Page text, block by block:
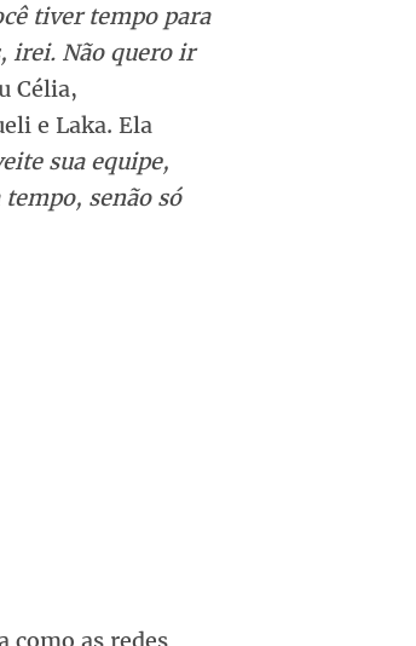
tiver tempo para
irei. Não quero ir
Célia,
e Laka. Ela
sua equipe,
senão só
como as redes